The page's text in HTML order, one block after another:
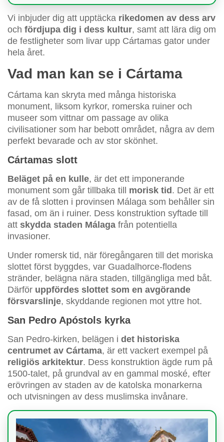
Vi inbjuder dig att upptäcka rikedomen av dess arv
och fördjupa dig i dess kultur, samt att lära dig om
de festligheter som livar upp Cártamas gator under
hela året.
Vad man kan se i Cártama
Cártama kan skryta med många historiska
monument, liksom kyrkor, romerska ruiner och
museer som vittnar om passage av olika
civilisationer som har bebott området, några av dem
perfekt bevarade och av stor skönhet.
Cártamas slott
Beläget på en kulle, är det ett imponerande
monument som går tillbaka till morisk tid . Det är ett
av de få slotten i provinsen Málaga som behåller sin
fasad, om än i ruiner. Dess konstruktion syftade till
att skydda staden Málaga från potentiella
invasioner.
Under romersk tid, när föregångaren till det moriska
slottet först byggdes, var Guadalhorce-flodens
stränder, belägna nära staden, tillgängliga med båt.
Därför uppfördes slottet som en avgörande
försvarslinje, skyddande regionen mot yttre hot.
San Pedro Apóstols kyrka
San Pedro-kirken, belägen i det historiska
centrumet av Cártama, är ett vackert exempel på
religiös arkitektur. Dess konstruktion ägde rum på
1500-talet, på grundval av en gammal moské, efter
erövringen av staden av de katolska monarkerna
och utvisningen av dess muslimska invånare.